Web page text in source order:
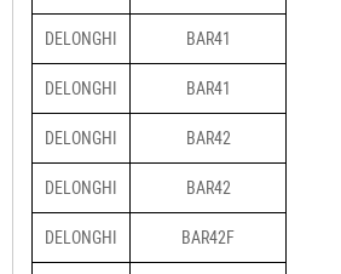
DELONGHI BAR41
DELONGHI BAR41
DELONGHI BAR42
DELONGHI BAR42
DELONGHI BAR42F